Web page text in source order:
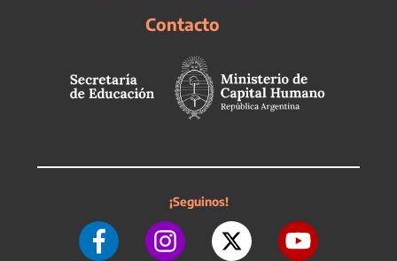
Contacto
¡Seguinos!